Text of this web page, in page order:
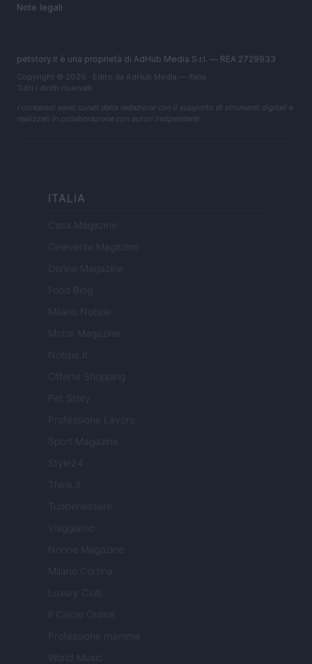
Note legali
petstory.it è una proprietà di AdHub Media S.r.l. — REA 2729933
Copyright © 2026 · Edito da AdHub Media — Italia
Tutti i diritti riservati
I contenuti sono curati dalla redazione con il supporto di strumenti digitali e
realizzati in collaborazione con autori indipendenti.
ITALIA
Casa Magazine
Cineverse Magazine
Donne Magazine
Food Blog
Milano Notizie
Motor Magazine
Notizie.it
Offerte Shopping
Professione Lavoro
Sport Magazine
Style24
Think.it
Tuobenessere
Viaggiamo
Nonne Magazine
Milano Cortina
Luxury Club
Il Calcio Online
Professione mamma
World Music